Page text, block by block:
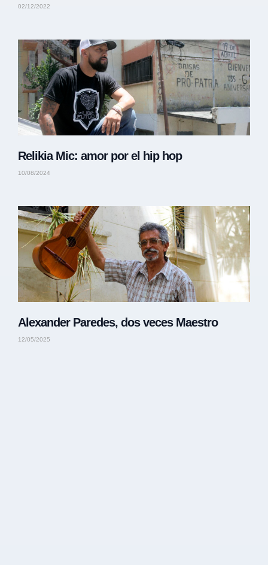
02/12/2022
Relikia Mic: amor por el hip hop
10/08/2024
Alexander Paredes, dos veces Maestro
12/05/2025